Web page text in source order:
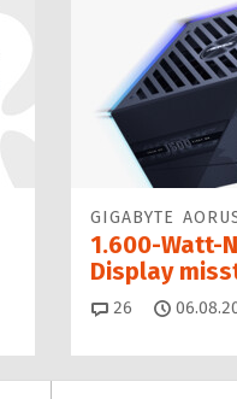
GIGABYTE
1.600-Watt-
Display
26 Kommentare